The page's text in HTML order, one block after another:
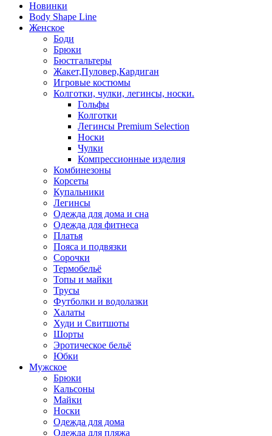
Новинки
Body Shape Line
Женское
Боди
Брюки
Бюстгальтеры
Жакет,Пуловер,Кардиган
Игровые костюмы
Колготки, чулки, легинсы, носки.
Гольфы
Колготки
Легинсы Premium Selection
Носки
Чулки
Компрессионные изделия
Комбинезоны
Корсеты
Купальники
Легинсы
Одежда для дома и сна
Одежда для фитнеса
Платья
Пояса и подвязки
Сорочки
Термобельё
Топы и майки
Трусы
Футболки и водолазки
Халаты
Худи и Свитшоты
Шорты
Эротическое бельё
Юбки
Мужское
Брюки
Кальсоны
Майки
Носки
Одежда для дома
Одежда для пляжа